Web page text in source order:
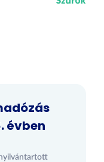
évben